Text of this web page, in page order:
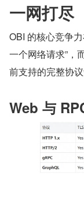
一网打尽
OBI 的核心竞争
一个网络请求”，
前支持的完整协议
Web 与